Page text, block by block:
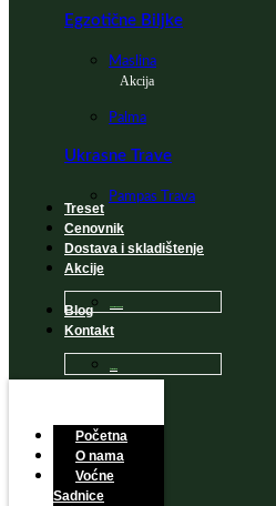
Egzotične Biljke
Maslina
Akcija
Palma
Ukrasne Trave
Pampas Trava
Treset
Cenovnik
Dostava i skladištenje
Akcije
Blog
Kontakt
Početna
O nama
Voćne
Sadnice